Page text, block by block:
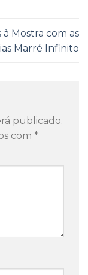
à Mostra com as
Marré Infinito
publicado.
com *